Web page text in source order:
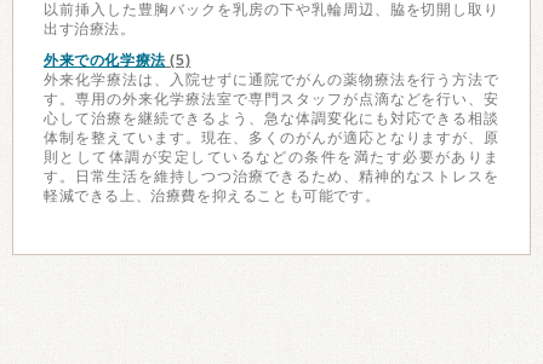
以前挿入した豊胸バックを乳房の下や乳輪周辺、脇を切開し取り
出す治療法。
外来での化学療法 (5)
外来化学療法は、入院せずに通院でがんの薬物療法を行う方法で
す。専用の外来化学療法室で専門スタッフが点滴などを行い、安
心して治療を継続できるよう、急な体調変化にも対応できる相談
体制を整えています。現在、多くのがんが適応となりますが、原
則として体調が安定しているなどの条件を満たす必要がありま
す。日常生活を維持しつつ治療できるため、精神的なストレスを
軽減できる上、治療費を抑えることも可能です。